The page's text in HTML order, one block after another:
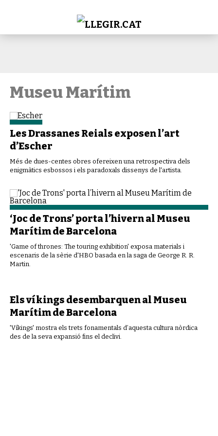
Museu Marítim
Les Drassanes Reials exposen l’art
d’Escher
Més de dues-centes obres ofereixen una retrospectiva dels
enigmàtics esbossos i els paradoxals dissenys de l'artista.
‘Joc de Trons’ porta l’hivern al Museu
Marítim de Barcelona
'Game of thrones: The touring exhibition' exposa materials i
escenaris de la sèrie d'HBO basada en la saga de George R. R.
Martin.
Els víkings desembarquen al Museu
Marítim de Barcelona
'Víkings' mostra els trets fonamentals d’aquesta cultura nòrdica
des de la seva expansió fins el declivi.